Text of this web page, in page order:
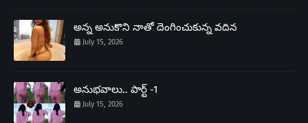
అన్న అనుకొని నాతో దెంగించుకున్న వదిన
July 15, 2026
అనుభవాలు.. పార్ట్ -1
July 15, 2026